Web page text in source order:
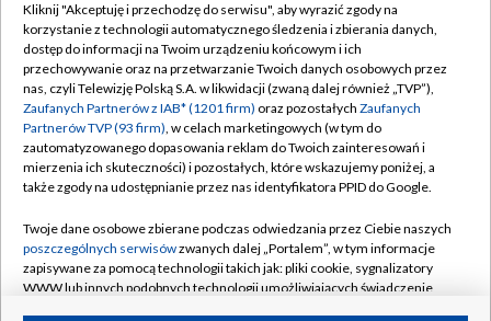
TVP
Abonament TVP
Emisja w TVP
Centrum informacji TVP
Naziemna Telewizja Cyfrowa
Rada Programowa
System NOS
Informacje o nadawcy
Regulamin TVP
Polityka prywatności
Moje zgody
Pomoc
Kontakt
Kliknij "Akceptuję i przechodzę do serwisu", aby wyrazić zgody na
korzystanie z technologii automatycznego śledzenia i zbierania danych,
dostęp do informacji na Twoim urządzeniu końcowym i ich
przechowywanie oraz na przetwarzanie Twoich danych osobowych przez
nas, czyli Telewizję Polską S.A. w likwidacji (zwaną dalej również „TVP”),
Zaufanych Partnerów z IAB* (1201 firm) oraz pozostałych Zaufanych
Partnerów TVP (93 firm), w celach marketingowych (w tym do
zautomatyzowanego dopasowania reklam do Twoich zainteresowań i
mierzenia ich skuteczności) i pozostałych, które wskazujemy poniżej, a
także zgody na udostępnianie przez nas identyfikatora PPID do Google.
Twoje dane osobowe zbierane podczas odwiedzania przez Ciebie naszych
poszczególnych serwisówzwanych dalej „Portalem”, w tym informacje
zapisywane za pomocą technologii takich jak: pliki cookie, sygnalizatory
WWW lub innych podobnych technologii umożliwiających świadczenie